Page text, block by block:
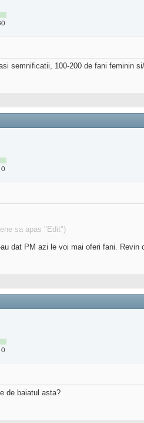
semnificatii, 100-200 de fani feminin
0
sa apas "Edit")
dat PM azi le voi mai oferi fani. Revin
0
de baiatul asta?